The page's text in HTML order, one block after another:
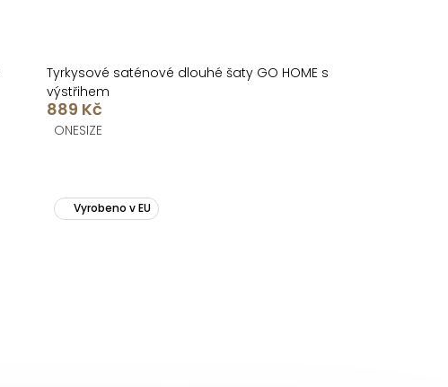
Tyrkysové saténové dlouhé šaty GO HOME s
výstřihem
889 Kč
ONESIZE
Vyrobeno v EU